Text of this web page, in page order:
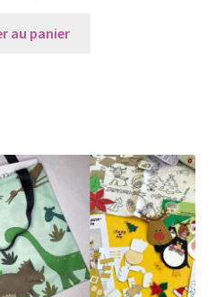
au panier